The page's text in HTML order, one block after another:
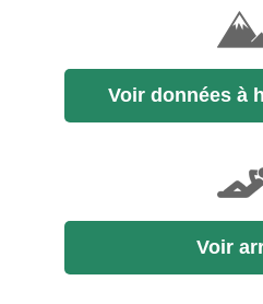
Voir données à
Voir